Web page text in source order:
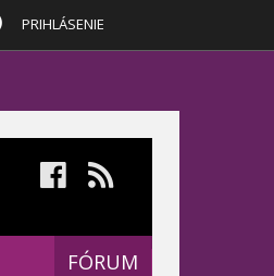
PRIHLÁSENIE
FÓRUM